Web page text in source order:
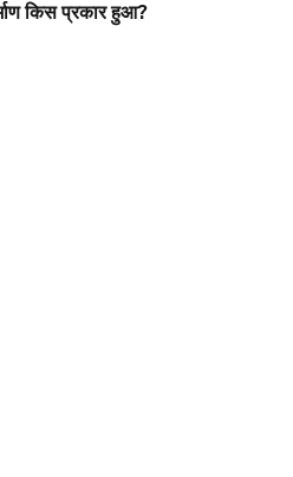
किस प्रकार हुआ?